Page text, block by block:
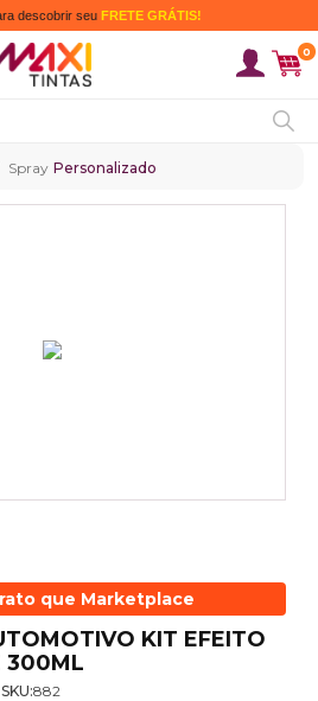
descobrir seu FRETE GRÁTIS!
0
Spray Personalizado
que Marketplace
KIT EFEITO
300ML
SKU:882